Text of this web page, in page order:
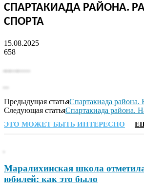
СПАРТАКИАДА РАЙОНА.
СПОРТА
15.08.2025
658
Предыдущая статьяСпартакиада района.
Следующая статьяСпартакиада района.
ЭТО МОЖЕТ БЫТЬ ИНТЕРЕСНО
Маралихинская школа
юбилей: как это было